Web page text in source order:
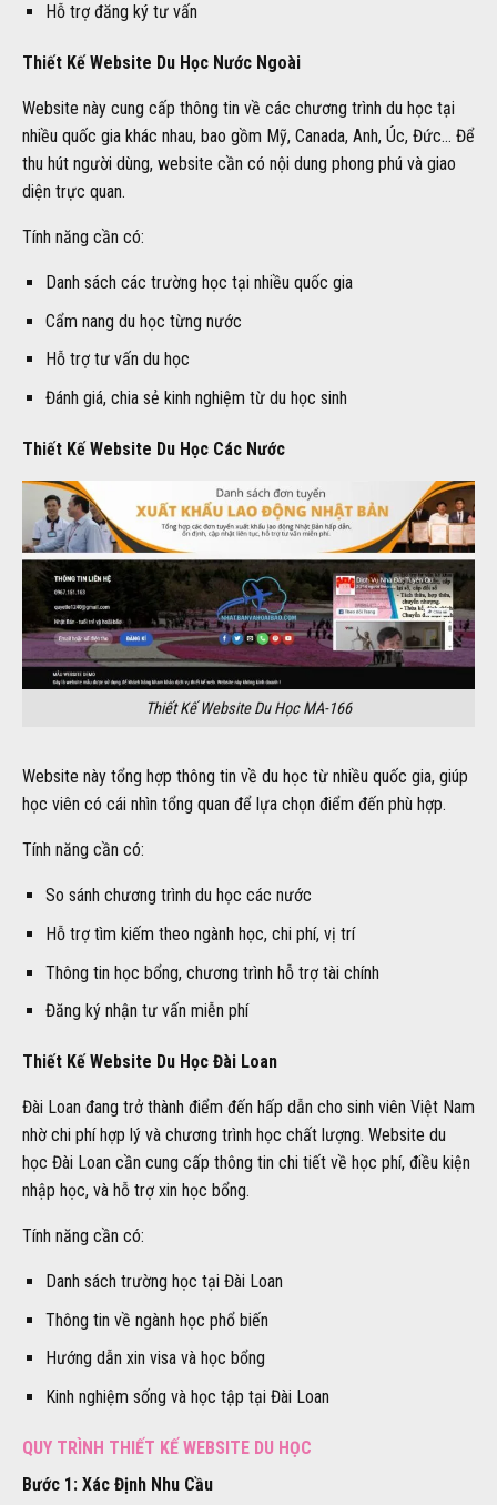
Hỗ trợ đăng ký tư vấn
Thiết Kế Website Du Học Nước Ngoài
Website này cung cấp thông tin về các chương trình du học tại
nhiều quốc gia khác nhau, bao gồm Mỹ, Canada, Anh, Úc, Đức… Để
thu hút người dùng, website cần có nội dung phong phú và giao
diện trực quan.
Tính năng cần có:
Danh sách các trường học tại nhiều quốc gia
Cẩm nang du học từng nước
Hỗ trợ tư vấn du học
Đánh giá, chia sẻ kinh nghiệm từ du học sinh
Thiết Kế Website Du Học Các Nước
Thiết Kế Website Du Học MA-166
Website này tổng hợp thông tin về du học từ nhiều quốc gia, giúp
học viên có cái nhìn tổng quan để lựa chọn điểm đến phù hợp.
Tính năng cần có:
So sánh chương trình du học các nước
Hỗ trợ tìm kiếm theo ngành học, chi phí, vị trí
Thông tin học bổng, chương trình hỗ trợ tài chính
Đăng ký nhận tư vấn miễn phí
Thiết Kế Website Du Học Đài Loan
Đài Loan đang trở thành điểm đến hấp dẫn cho sinh viên Việt Nam
nhờ chi phí hợp lý và chương trình học chất lượng. Website du
học Đài Loan cần cung cấp thông tin chi tiết về học phí, điều kiện
nhập học, và hỗ trợ xin học bổng.
Tính năng cần có:
Danh sách trường học tại Đài Loan
Thông tin về ngành học phổ biến
Hướng dẫn xin visa và học bổng
Kinh nghiệm sống và học tập tại Đài Loan
QUY TRÌNH THIẾT KẾ WEBSITE DU HỌC
Bước 1: Xác Định Nhu Cầu